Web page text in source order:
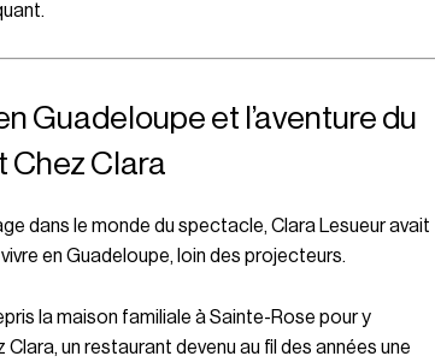
Guadeloupe et l’aventure du
Chez Clara
dans le monde du spectacle, Clara Lesueur avait
en Guadeloupe, loin des projecteurs.
la maison familiale à Sainte-Rose pour y
Clara, un restaurant devenu au fil des années une